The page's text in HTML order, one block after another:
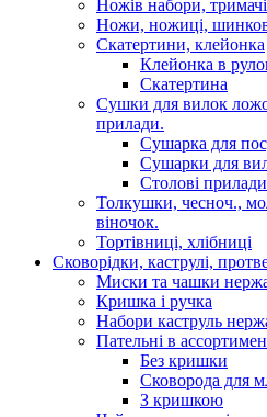
Ножів набори, тримачі
Ножи, ножиці,
Скатертини, клейонка
Клейонка в
Скатертина
Сушки для вилок
прилади.
Сушарка для
Сушарки для
Столові прилади
Толкушки, чесноч.,
віночок.
Тортівниці, хлібниці
Сковорідки, каструлі,
Миски та чашки
Кришка і ручка
Набори каструль
Пательні в
Без кришки
Сковорода для
З кришкою